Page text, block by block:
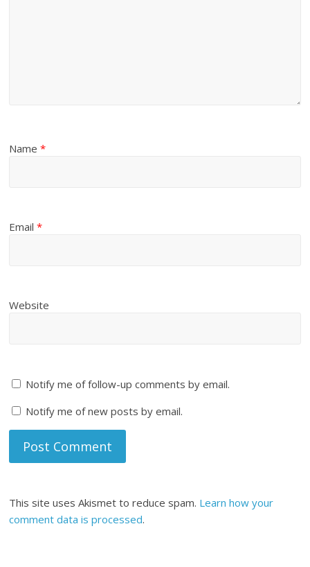
Name*
Email*
Website
Notify me of follow-up comments by email.
Notify me of new posts by email.
This site uses Akismet to reduce spam. Learn how your
comment data is processed.